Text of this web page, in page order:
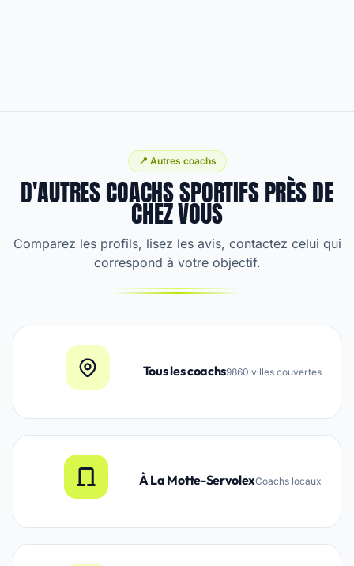
📍 Autres coachs
D'AUTRES COACHS SPORTIFS PRÈS DE
CHEZ VOUS
Comparez les profils, lisez les avis, contactez celui qui
correspond à votre objectif.
Tous les coachs9860 villes couvertes
À La Motte-ServolexCoachs locaux